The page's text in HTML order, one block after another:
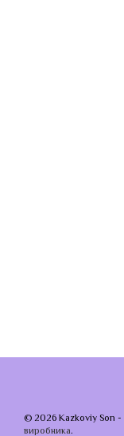
© 2026 Kazkoviy Son -
виробника.